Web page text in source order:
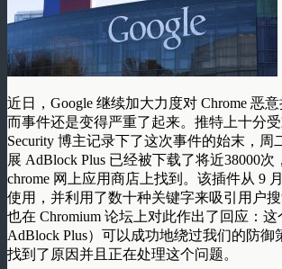
近日，Google 继续加大力度对 Chrome 恶
而事件还是变得严重了起来。推特上十分
Security 博主记录下了这次事件的始末，周
展 AdBlock Plus 已经被下载了将近38000次
chrome 网上应用商店上找到。该插件从 9
使用，并利用了数十种关键字来吸引用户
也在 Chromium 论坛上对此作出了回应：这
AdBlock Plus）可以成功地绕过我们的防御
找到了原因并且正在处理这个问题。